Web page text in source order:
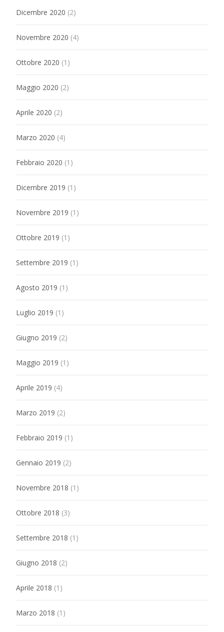
Dicembre 2020 (2)
Novembre 2020 (4)
Ottobre 2020 (1)
Maggio 2020 (2)
Aprile 2020 (2)
Marzo 2020 (4)
Febbraio 2020 (1)
Dicembre 2019 (1)
Novembre 2019 (1)
Ottobre 2019 (1)
Settembre 2019 (1)
Agosto 2019 (1)
Luglio 2019 (1)
Giugno 2019 (2)
Maggio 2019 (1)
Aprile 2019 (4)
Marzo 2019 (2)
Febbraio 2019 (1)
Gennaio 2019 (2)
Novembre 2018 (1)
Ottobre 2018 (3)
Settembre 2018 (1)
Giugno 2018 (2)
Aprile 2018 (1)
Marzo 2018 (1)